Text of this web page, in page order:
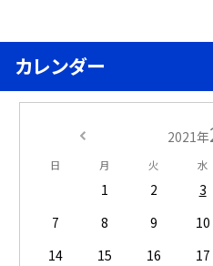
カレンダー
2021年
日 月 火 水
1 2 3
7
8 9 10
14
15 16 17